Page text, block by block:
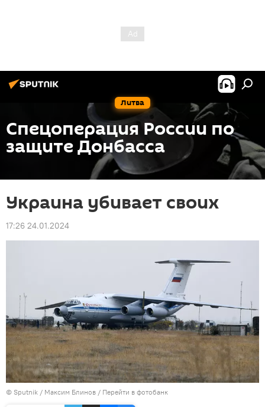
Литва
Спецоперация России по
защите Донбасса
Украина убивает своих
17:26 24.01.2024
© Sputnik / Максим Блинов / Перейти в фотобанк